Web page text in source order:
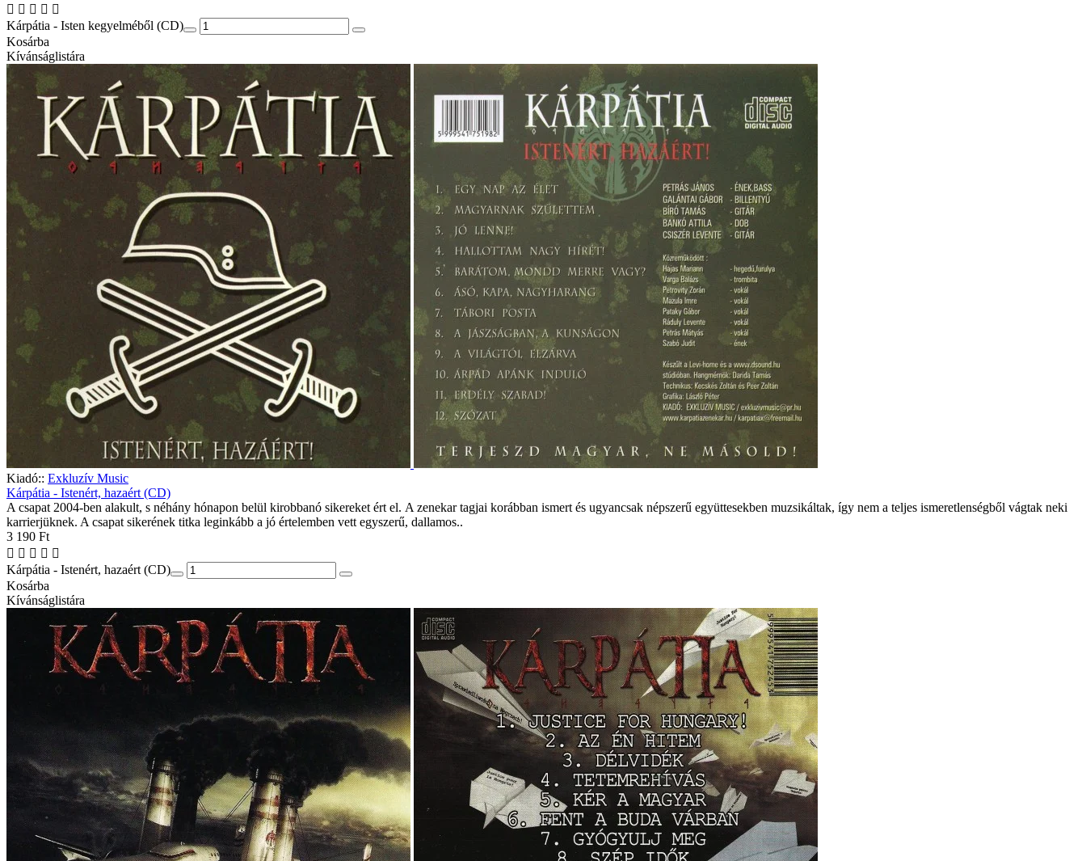
Kárpátia - Isten kegyelméből (CD)
Kosárba
Kívánságlistára
Kiadó:: Exkluzív Music
Kárpátia - Istenért, hazaért (CD)
A csapat 2004-ben alakult, s néhány hónapon belül kirobbanó sikereket ért el. A zenekar tagjai korábban ismert és ugyancsak népszerű együttesekben muzsikáltak, így nem a teljes ismeretlenségből vágtak neki
karrierjüknek. A csapat sikerének titka leginkább a jó értelemben vett egyszerű, dallamos..
3 190 Ft
Kárpátia - Istenért, hazaért (CD)
Kosárba
Kívánságlistára